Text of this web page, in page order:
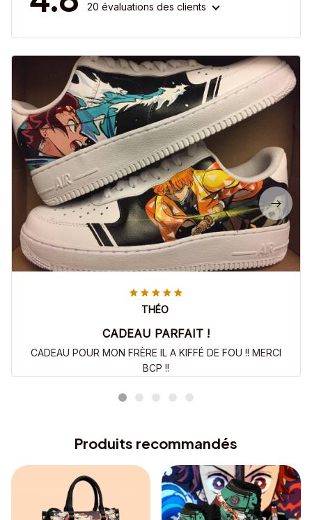
20 évaluations des clients
THÉO
CADEAU PARFAIT !
CADEAU POUR MON FRÈRE IL A KIFFÉ DE FOU !! MERCI
BCP !!
Produits recommandés